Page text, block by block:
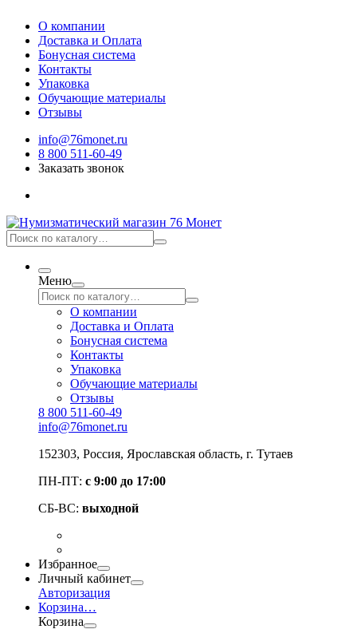
О компании
Доставка и Оплата
Бонусная система
Контакты
Упаковка
Обучающие материалы
Отзывы
info@76monet.ru
8 800 511-60-49
Заказать звонок
Меню
О компании
Доставка и Оплата
Бонусная система
Контакты
Упаковка
Обучающие материалы
Отзывы
8 800 511-60-49
info@76monet.ru
152303, Россия, Ярославская область, г. Тутаев
ПН-ПТ: с 9:00 до 17:00
СБ-ВС: выходной
Избранное
Личный кабинет
Авторизация
Корзина…
Корзина